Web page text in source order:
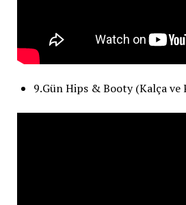
9.Gün Hips & Booty (Kalça ve